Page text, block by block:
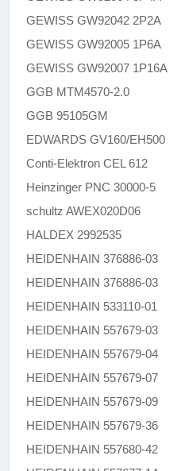
GEWISS GW92042 2P2A
GEWISS GW92005 1P6A
GEWISS GW92007 1P16A
GGB MTM4570-2.0
GGB 95105GM
EDWARDS GV160/EH500
Conti-Elektron CEL 612
Heinzinger PNC 30000-5
schultz AWEX020D06
HALDEX 2992535
HEIDENHAIN 376886-03
HEIDENHAIN 376886-03
HEIDENHAIN 533110-01
HEIDENHAIN 557679-03
HEIDENHAIN 557679-04
HEIDENHAIN 557679-07
HEIDENHAIN 557679-09
HEIDENHAIN 557679-36
HEIDENHAIN 557680-42